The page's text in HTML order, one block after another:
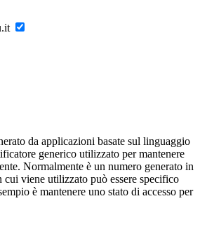
da applicazioni basate sul linguaggio
generico utilizzato per mantenere
Normalmente è un numero generato in
viene utilizzato può essere specifico
è mantenere uno stato di accesso per